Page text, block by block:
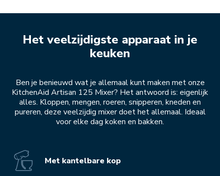
Het veelzijdigste apparaat in je
keuken
Ben je benieuwd wat je allemaal kunt maken met onze
KitchenAid Artisan 125 Mixer? Het antwoord is: eigenlijk
alles. Kloppen, mengen, roeren, snipperen, kneden en
pureren, deze veelzijdig mixer doet het allemaal. Ideaal
voor elke dag koken en bakken.
Met kantelbare kop